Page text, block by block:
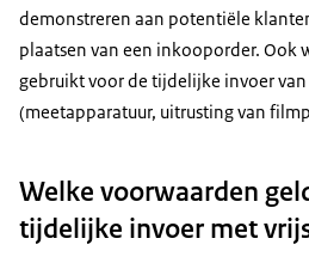
demonstreren aan potentiële
plaatsen van een inkooporder. Ook
gebruikt voor de tijdelijke invoer
(meetapparatuur, uitrusting van
Welke voorwaarden
tijdelijke invoer met